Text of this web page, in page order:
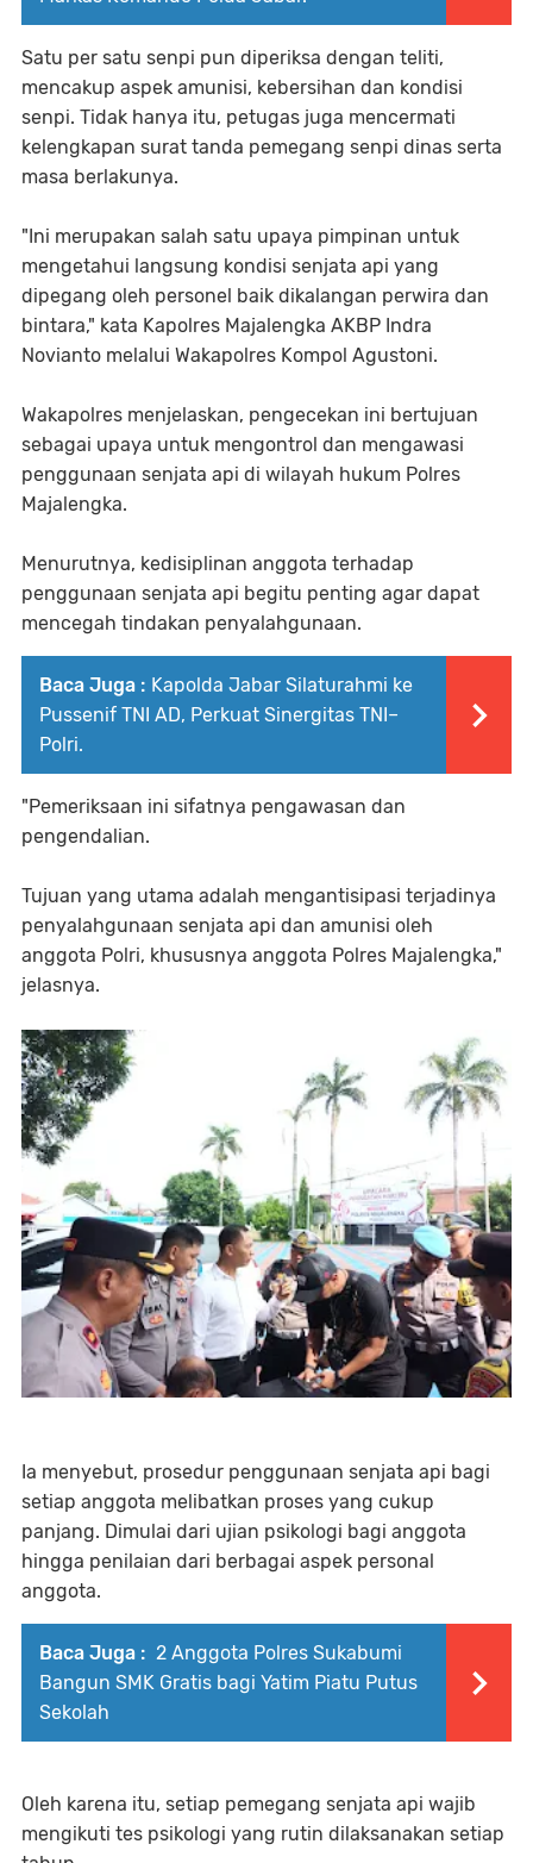
Satu per satu senpi pun diperiksa dengan teliti,
mencakup aspek amunisi, kebersihan dan kondisi
senpi. Tidak hanya itu, petugas juga mencermati
kelengkapan surat tanda pemegang senpi dinas serta
masa berlakunya.
"Ini merupakan salah satu upaya pimpinan untuk
mengetahui langsung kondisi senjata api yang
dipegang oleh personel baik dikalangan perwira dan
bintara," kata Kapolres Majalengka AKBP Indra
Novianto melalui Wakapolres Kompol Agustoni.
Wakapolres menjelaskan, pengecekan ini bertujuan
sebagai upaya untuk mengontrol dan mengawasi
penggunaan senjata api di wilayah hukum Polres
Majalengka.
Menurutnya, kedisiplinan anggota terhadap
penggunaan senjata api begitu penting agar dapat
mencegah tindakan penyalahgunaan.
Baca Juga : Kapolda Jabar Silaturahmi ke
Pussenif TNI AD, Perkuat Sinergitas TNI–
Polri.
"Pemeriksaan ini sifatnya pengawasan dan
pengendalian.
Tujuan yang utama adalah mengantisipasi terjadinya
penyalahgunaan senjata api dan amunisi oleh
anggota Polri, khususnya anggota Polres Majalengka,"
jelasnya.
Ia menyebut, prosedur penggunaan senjata api bagi
setiap anggota melibatkan proses yang cukup
panjang. Dimulai dari ujian psikologi bagi anggota
hingga penilaian dari berbagai aspek personal
anggota.
Baca Juga : 2 Anggota Polres Sukabumi
Bangun SMK Gratis bagi Yatim Piatu Putus
Sekolah
Oleh karena itu, setiap pemegang senjata api wajib
mengikuti tes psikologi yang rutin dilaksanakan setiap